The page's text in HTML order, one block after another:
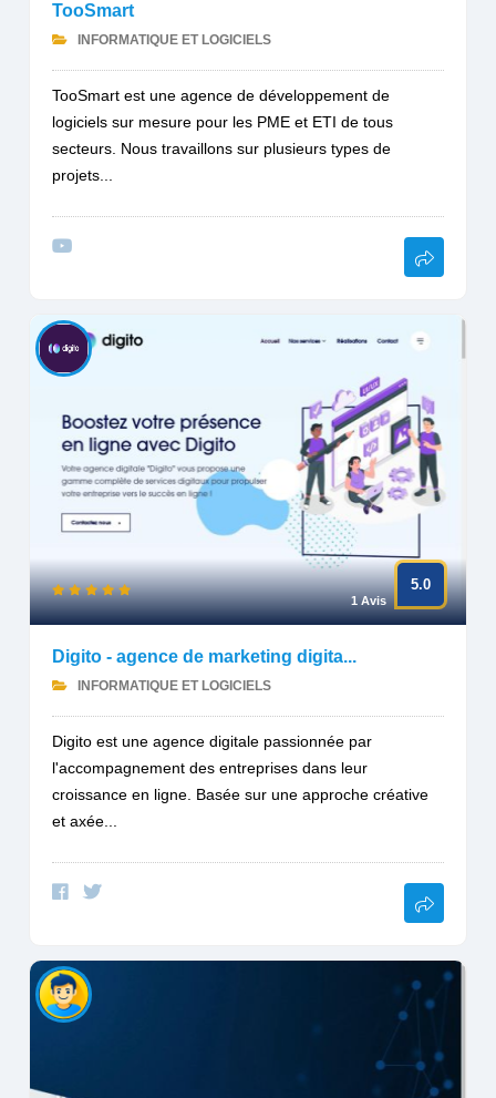
TooSmart
INFORMATIQUE ET LOGICIELS
TooSmart est une agence de développement de
logiciels sur mesure pour les PME et ETI de tous
secteurs. Nous travaillons sur plusieurs types de
projets...
1 Avis
5.0
Digito - agence de marketing digita...
INFORMATIQUE ET LOGICIELS
Digito est une agence digitale passionnée par
l'accompagnement des entreprises dans leur
croissance en ligne. Basée sur une approche créative
et axée...